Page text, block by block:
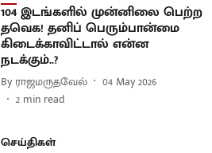
104 இடங்களில் முன்னிலை பெற்ற
தவெக! தனிப் பெரும்பான்மை
கிடைக்காவிட்டால் என்ன
நடக்கும்..?
By ராஜமருதவேல்
04 May 2026
2 min read
செய்திகள்